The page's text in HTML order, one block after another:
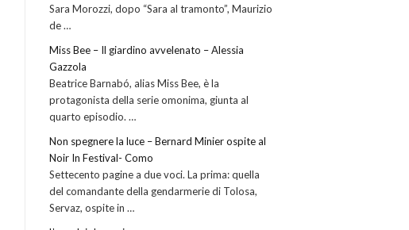
Sara Morozzi, dopo “Sara al tramonto”, Maurizio
de …
Miss Bee – Il giardino avvelenato – Alessia
Gazzola
Beatrice Barnabó, alias Miss Bee, è la
protagonista della serie omonima, giunta al
quarto episodio. …
Non spegnere la luce – Bernard Minier ospite al
Noir In Festival- Como
Settecento pagine a due voci. La prima: quella
del comandante della gendarmerie di Tolosa,
Servaz, ospite in …